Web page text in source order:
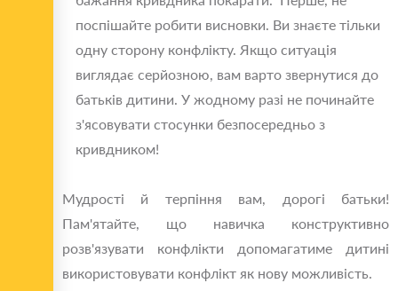
поспішайте робити висновки. Ви знаєте тільки
одну сторону конфлікту. Якщо ситуація
виглядає серйозною, вам варто звернутися до
батьків дитини. У жодному разі не починайте
з'ясовувати стосунки безпосередньо з
кривдником!
Мудрості й терпіння вам, дорогі батьки!
Пам'ятайте, що навичка конструктивно
розв'язувати конфлікти допомагатиме дитині
використовувати конфлікт як нову можливість.